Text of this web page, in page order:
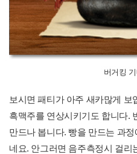
버거킹
보시면 패티가 아주 새카많게 보
흑맥주를 연상시키기도 합니다.
만드나 봅니다. 빵을 만드는 과
네요. 안그러면 음주측정시 걸리